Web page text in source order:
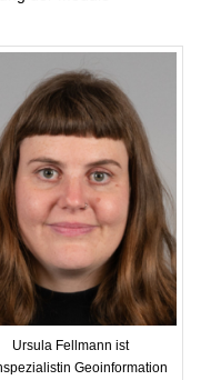
Ursula Fellmann ist
Geoinformation